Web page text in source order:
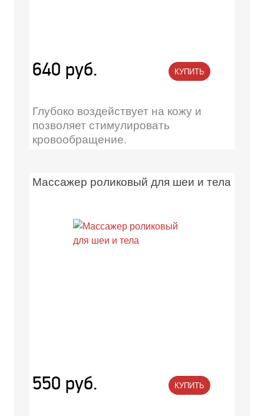
640 руб. КУПИТЬ
Глубоко воздействует на кожу и
позволяет стимулировать
кровообращение.
Массажер роликовый для шеи и тела
550 руб. КУПИТЬ